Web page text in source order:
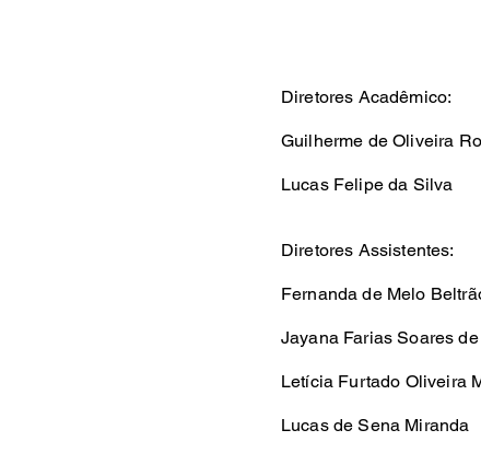
Diretores Acadêmico:
Guilherme de Oliveira
Lucas Felipe da Silva
Diretores Assistentes:
Fernanda de Melo
Jayana Farias Soares
Letícia Furtado Oliveira
Lucas de Sena Miranda